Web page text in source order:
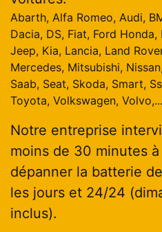
Abarth, Alfa Romeo, Audi,
Dacia, DS, Fiat, Ford
Jeep, Kia, Lancia, Land
Mercedes, Mitsubishi,
Saab, Seat, Skoda, Smart,
Toyota, Volkswagen, Volvo,...
Notre entreprise
moins de 30 minutes
dépanner la batterie
les jours et 24/24
inclus).